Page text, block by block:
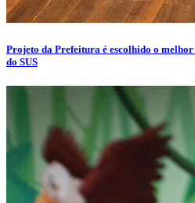
Projeto da Prefeitura é escolhido o
do SUS